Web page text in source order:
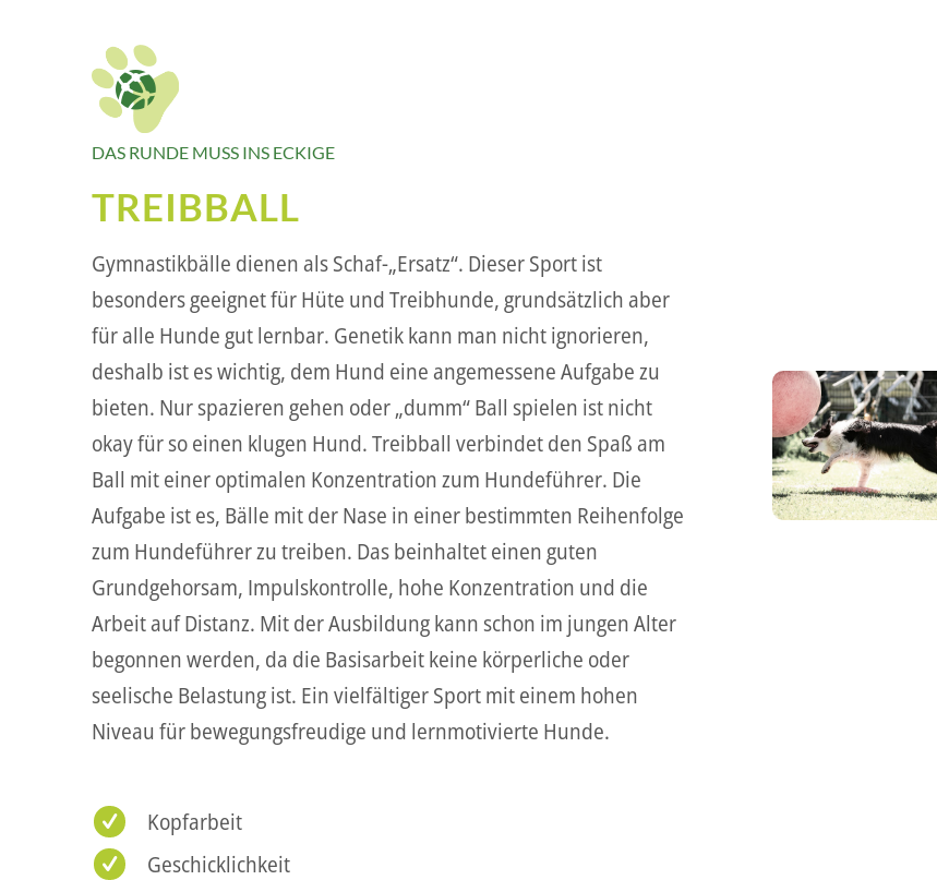
DAS RUNDE MUSS INS ECKIGE
TREIBBALL
Gymnastikbälle dienen als Schaf-„Ersatz“. Dieser Sport ist
besonders geeignet für Hüte und Treibhunde, grundsätzlich aber
für alle Hunde gut lernbar. Genetik kann man nicht ignorieren,
deshalb ist es wichtig, dem Hund eine angemessene Aufgabe zu
bieten. Nur spazieren gehen oder „dumm“ Ball spielen ist nicht
okay für so einen klugen Hund. Treibball verbindet den Spaß am
Ball mit einer optimalen Konzentration zum Hundeführer. Die
Aufgabe ist es, Bälle mit der Nase in einer bestimmten Reihenfolge
zum Hundeführer zu treiben. Das beinhaltet einen guten
Grundgehorsam, Impulskontrolle, hohe Konzentration und die
Arbeit auf Distanz. Mit der Ausbildung kann schon im jungen Alter
begonnen werden, da die Basisarbeit keine körperliche oder
seelische Belastung ist. Ein vielfältiger Sport mit einem hohen
Niveau für bewegungsfreudige und lernmotivierte Hunde.
Kopfarbeit
Geschicklichkeit